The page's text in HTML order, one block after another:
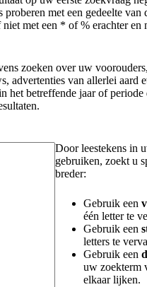
proberen met een gedeelte van
met een * of % erachter en
zoeken over uw
advertenties van allerlei aard
het betreffende jaar of periode
Door leestekens in
gebruiken, zoekt u
breder:
Gebruik een
één letter te
Gebruik een
letters te
Gebruik een
uw zoekterm
elkaar lijken.